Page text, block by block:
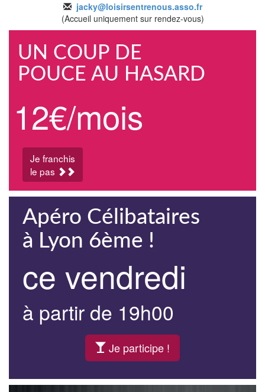
jacky@loisirsentrenous.asso.fr
(Accueil uniquement sur rendez-vous)
UN COUP DE
POUCE AU HASARD
12€/mois
Je franchis
le pas
Apéro Célibataires
à Lyon 6ème !
ce vendredi
à partir de 19h00
Je participe !